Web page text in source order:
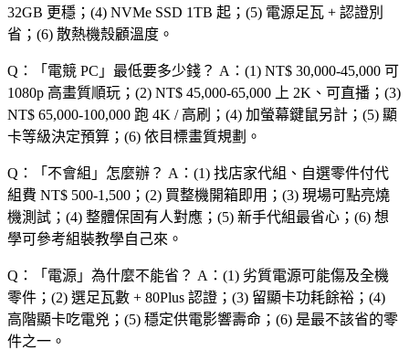
32GB 更穩；(4) NVMe SSD 1TB 起；(5) 電源足瓦 + 認證別
省；(6) 散熱機殼顧溫度。
Q：「 電競 PC 」最低要多少錢？ A：(1) NT$ 30,000-45,000 可
1080p 高畫質順玩；(2) NT$ 45,000-65,000 上 2K、可直播；(3)
NT$ 65,000-100,000 跑 4K / 高刷；(4) 加螢幕鍵鼠另計；(5) 顯
卡等級決定預算；(6) 依目標畫質規劃。
Q：「 不會組 」怎麼辦？ A：(1) 找店家代組、自選零件付代
組費 NT$ 500-1,500；(2) 買整機開箱即用；(3) 現場可點亮燒
機測試；(4) 整體保固有人對應；(5) 新手代組最省心；(6) 想
學可參考組裝教學自己來。
Q：「 電源 」為什麼不能省？ A：(1) 劣質電源可能傷及全機
零件；(2) 選足瓦數 + 80Plus 認證；(3) 留顯卡功耗餘裕；(4)
高階顯卡吃電兇；(5) 穩定供電影響壽命；(6) 是最不該省的零
件之一。